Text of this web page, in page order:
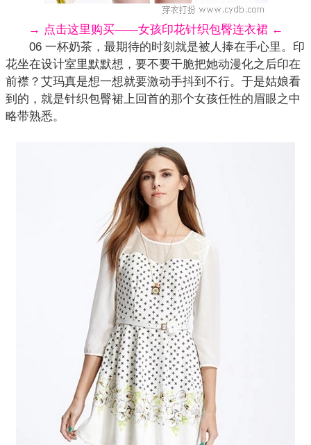
→ 点击这里购买——女孩印花针织包臀连衣裙 ←
06 一杯奶茶，最期待的时刻就是被人捧在手心里。印
花坐在设计室里默默想，要不要干脆把她动漫化之后印在
前襟？艾玛真是想一想就要激动手抖到不行。于是姑娘看
到的，就是针织包臀裙上回首的那个女孩任性的眉眼之中
略带熟悉。